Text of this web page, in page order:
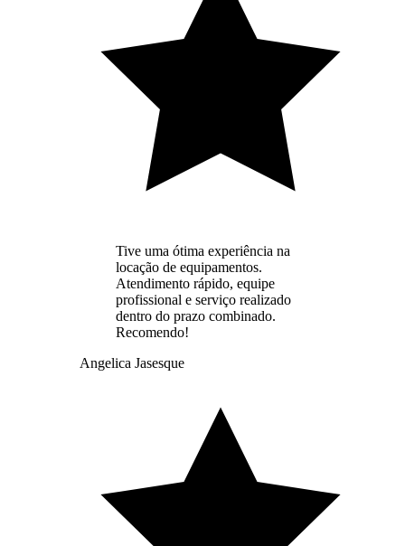
Tive uma ótima experiência na
locação de equipamentos.
Atendimento rápido, equipe
profissional e serviço realizado
dentro do prazo combinado.
Recomendo!
Angelica Jasesque